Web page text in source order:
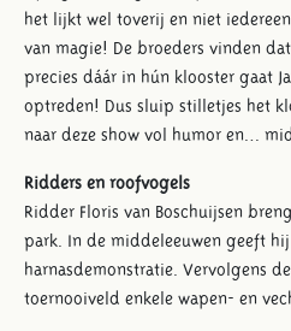
het lijkt wel toverij en niet
van magie! De broeders vinden
precies dáár in hún klooster gaat
optreden! Dus sluip stilletjes het
naar deze show vol humor en…
Ridders en roofvogels
Ridder Floris van Boschuijsen
park. In de middeleeuwen geeft hij
harnasdemonstratie. Vervolgens
toernooiveld enkele wapen- en